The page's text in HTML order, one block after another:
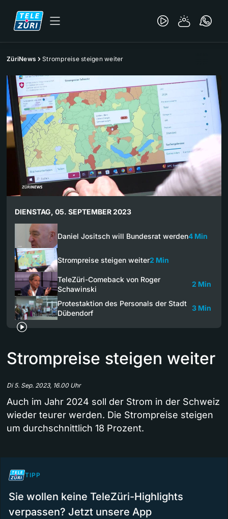
ZüriNews Strompreise steigen weiter
DIENSTAG, 05. SEPTEMBER 2023
Daniel Jositsch will Bundesrat werden4 Min
Strompreise steigen weiter2 Min
TeleZüri-Comeback von Roger
Schawinski
2 Min
Protestaktion des Personals der Stadt
Dübendorf
3 Min
Strompreise steigen weiter
Di 5. Sep. 2023, 16.00 Uhr
Auch im Jahr 2024 soll der Strom in der Schweiz
wieder teurer werden. Die Strompreise steigen
um durchschnittlich 18 Prozent.
TIPP
Sie wollen keine TeleZüri-Highlights
verpassen? Jetzt unsere App